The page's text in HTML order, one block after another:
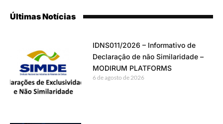
Últimas Notícias
IDNS011/2026 – Informativo de
Declaração de não Similaridade –
MODIRUM PLATFORMS
6 de agosto de 2026